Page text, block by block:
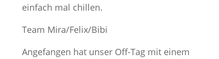
einfach mal chillen.
Team Mira/Felix/Bibi
Angefangen hat unser Off-Tag mit einem